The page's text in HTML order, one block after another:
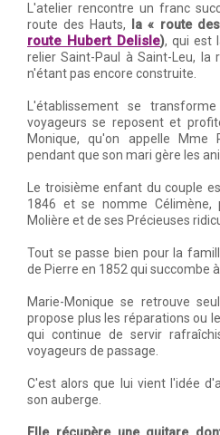
L'atelier rencontre un franc
route des Hauts,
la « route
route Hubert Delisle), qui est
relier Saint-Paul à Saint-Leu, la
n'étant pas encore construite.
L'établissement se
voyageurs se reposent et
Monique, qu'on appelle Mme
pendant que son mari gère les
Le troisième enfant du couple
1846 et se nomme
Molière et de ses Précieuses
Tout se passe bien pour la
de Pierre en 1852 qui succombe
Marie-Monique se retrouve
propose plus les réparations ou
qui continue de servir
voyageurs de passage.
C'est alors que lui vient l'idée
son auberge.